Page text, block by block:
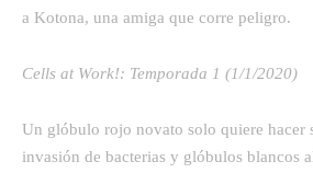
a Kotona, una amiga que corre peligro.
Cells at Work!: Temporada 1 (1/1/2020)
Un glóbulo rojo novato solo quiere hacer
invasión de bacterias y glóbulos blancos